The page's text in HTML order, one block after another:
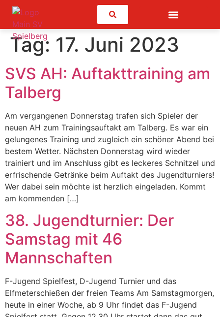
Suchen
Tag: 17. Juni 2023
SVS AH: Auftakttraining am
Talberg
Am vergangenen Donnerstag trafen sich Spieler der
neuen AH zum Trainingsauftakt am Talberg. Es war ein
gelungenes Training und zugleich ein schöner Abend bei
bestem Wetter. Nächsten Donnerstag wird wieder
trainiert und im Anschluss gibt es leckeres Schnitzel und
erfrischende Getränke beim Auftakt des Jugendturniers!
Wer dabei sein möchte ist herzlich eingeladen. Kommt
am kommenden […]
38. Jugendturnier: Der
Samstag mit 46
Mannschaften
F-Jugend Spielfest, D-Jugend Turnier und das
Elfmeterschießen der freien Teams Am Samstagmorgen,
heute in einer Woche, ab 9 Uhr findet das F-Jugend